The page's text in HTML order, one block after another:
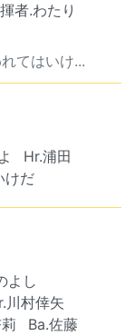
者.わたり
てはいけ...
Hr.浦田
けだ
よし
川村倖矢
Ba.佐藤